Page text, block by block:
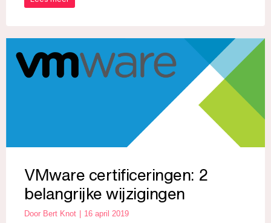
VMware certificeringen: 2
belangrijke wijzigingen
Door Bert Knot 16 april 2019